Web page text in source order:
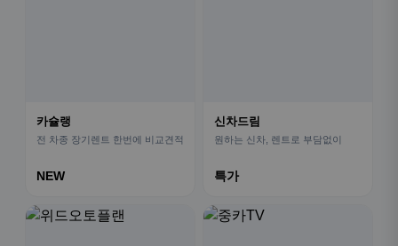
카슐랭
전 차종 장기렌트 한번에 비교견적
NEW
신차드림
원하는 신차, 렌트로 부담없이
특가